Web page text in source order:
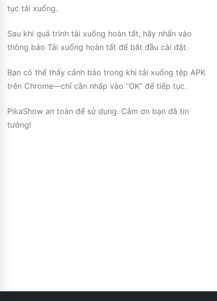
tục tải xuống.
Sau khi quá trình tải xuống hoàn tất, hãy nhấn vào
thông báo Tải xuống hoàn tất để bắt đầu cài đặt.
Bạn có thể thấy cảnh báo trong khi tải xuống tệp APK
trên Chrome—chỉ cần nhấp vào “OK” để tiếp tục.
PikaShow an toàn để sử dụng. Cảm ơn bạn đã tin
tưởng!